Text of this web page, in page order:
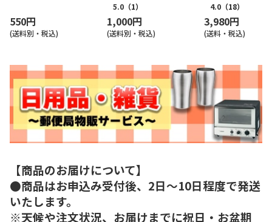
550円
(送料別・税込)
5.0 （1）
1,000円
(送料別・税込)
4.0 （18）
3,980円
(送料・税込)
【商品のお届けについて】
●商品はお申込み受付後、2日～10日程度で発送
いたします。
※天候や注文状況、お届けまでに祝日・お盆期